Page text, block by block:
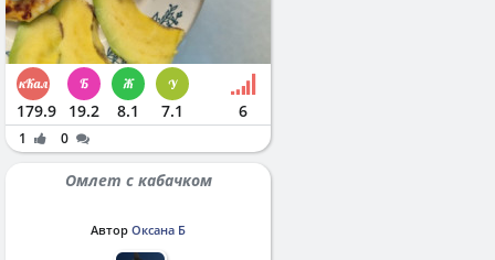
179.9 19.2 8.1 7.1 6
1 0
Омлет с кабачком
Автор Оксана Б